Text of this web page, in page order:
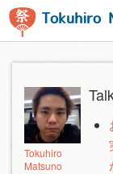
Tokuhiro
Tokuhiro
Matsuno